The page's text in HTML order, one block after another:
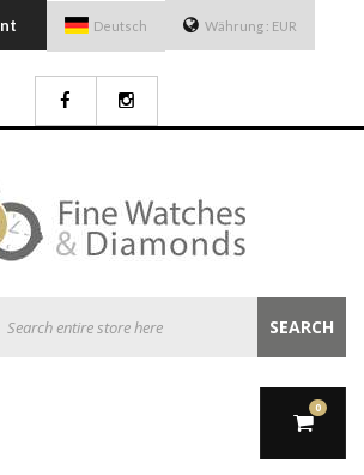
Deutsch Währung : EUR
SEARCH
0